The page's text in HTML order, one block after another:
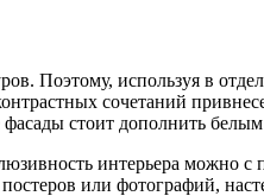
Поэтому, используя в
сочетаний
стоит дополнить
интерьера можно
или фотографий,